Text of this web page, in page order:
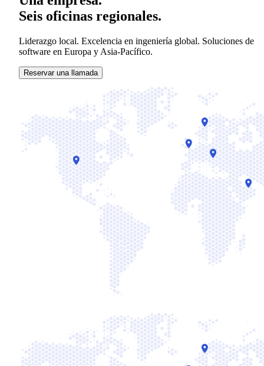
Seis oficinas regionales.
Liderazgo local. Excelencia en ingeniería global. Soluciones de
software en Europa y Asia-Pacífico.
Reservar una llamada